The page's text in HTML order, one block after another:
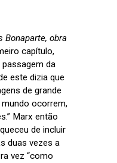
Bonaparte, obra
capítulo,
da
este dizia que
de grande
ocorrem,
Marx então
de incluir
duas vezes a
vez “como